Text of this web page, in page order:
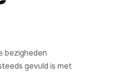
bezigheden
gevuld is met